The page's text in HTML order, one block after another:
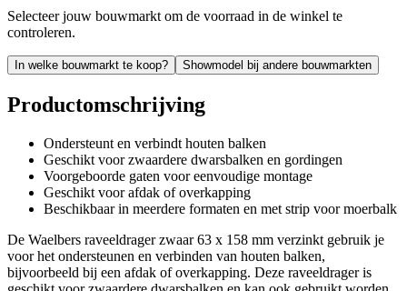
Selecteer jouw bouwmarkt om de voorraad in de winkel te
controleren.
In welke bouwmarkt te koop? Showmodel bij andere bouwmarkten
Productomschrijving
Ondersteunt en verbindt houten balken
Geschikt voor zwaardere dwarsbalken en gordingen
Voorgeboorde gaten voor eenvoudige montage
Geschikt voor afdak of overkapping
Beschikbaar in meerdere formaten en met strip voor moerbalk
De Waelbers raveeldrager zwaar 63 x 158 mm verzinkt gebruik je
voor het ondersteunen en verbinden van houten balken,
bijvoorbeeld bij een afdak of overkapping. Deze raveeldrager is